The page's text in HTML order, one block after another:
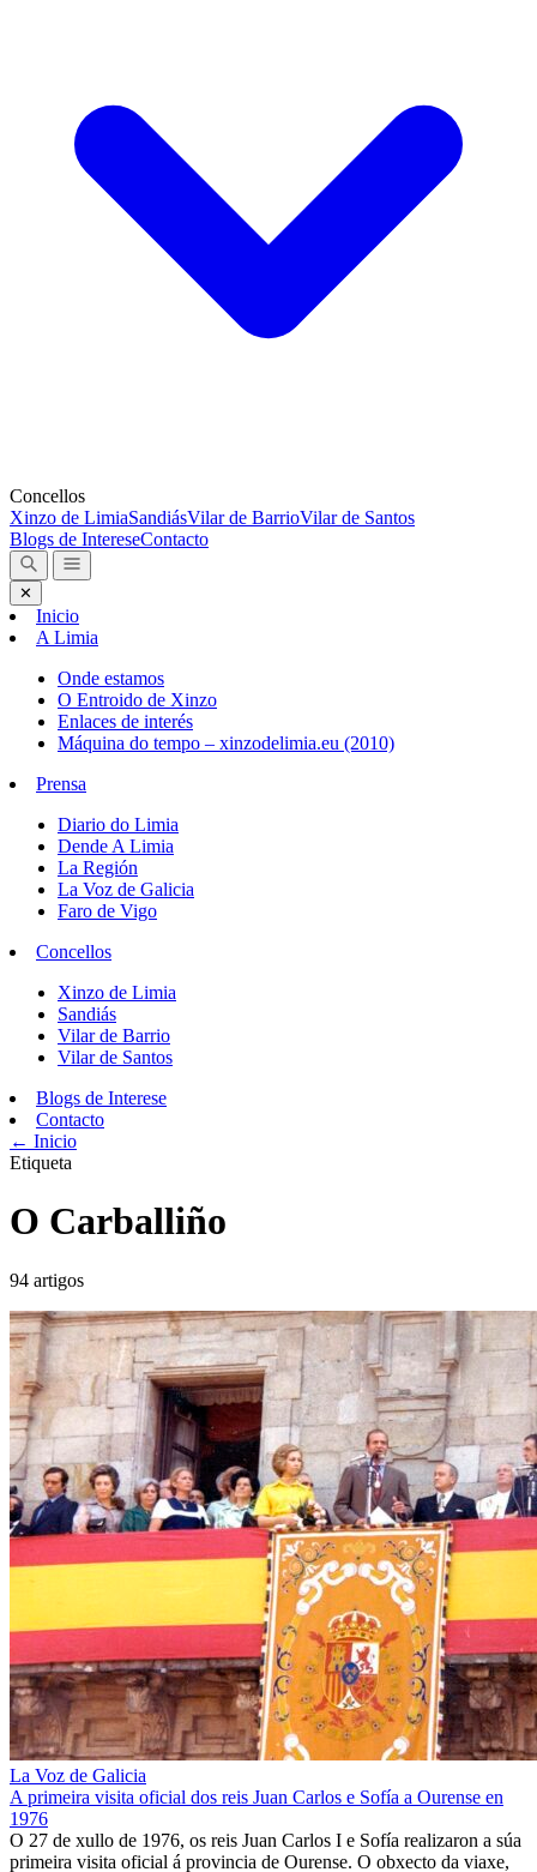
Concellos
Xinzo de LimiaSandiásVilar de BarrioVilar de Santos
Blogs de IntereseContacto
✕
Inicio
A Limia
Onde estamos
O Entroido de Xinzo
Enlaces de interés
Máquina do tempo – xinzodelimia.eu (2010)
Prensa
Diario do Limia
Dende A Limia
La Región
La Voz de Galicia
Faro de Vigo
Concellos
Xinzo de Limia
Sandiás
Vilar de Barrio
Vilar de Santos
Blogs de Interese
Contacto
← Inicio
Etiqueta
O Carballiño
94 artigos
La Voz de Galicia
A primeira visita oficial dos reis Juan Carlos e Sofía a Ourense en
1976
O 27 de xullo de 1976, os reis Juan Carlos I e Sofía realizaron a súa
primeira visita oficial á provincia de Ourense. O obxecto da viaxe,